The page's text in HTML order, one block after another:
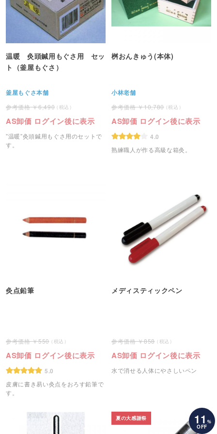
温暖 灸頭鍼用もぐさ用 セッ
ト（釜屋もぐさ）
釜屋もぐさ本舗
6,490
AS卸価 ログイン後に表示
”温暖”灸頭鍼用もぐさ用のセットで
す。
桝おんきゅう(本体)
小林老舗
10,780
AS卸価 ログイン後に表示
4.0
熟練職人が作る高級な箱灸。
灸点鉛筆
550
AS卸価 ログイン後に表示
5.0
皮膚に書き易い灸点をおろす鉛筆で
す。
メディスティックペン
858
AS卸価 ログイン後に表示
水で消せる人体にやさしいペン
夏の大感謝祭 11 %
OFF